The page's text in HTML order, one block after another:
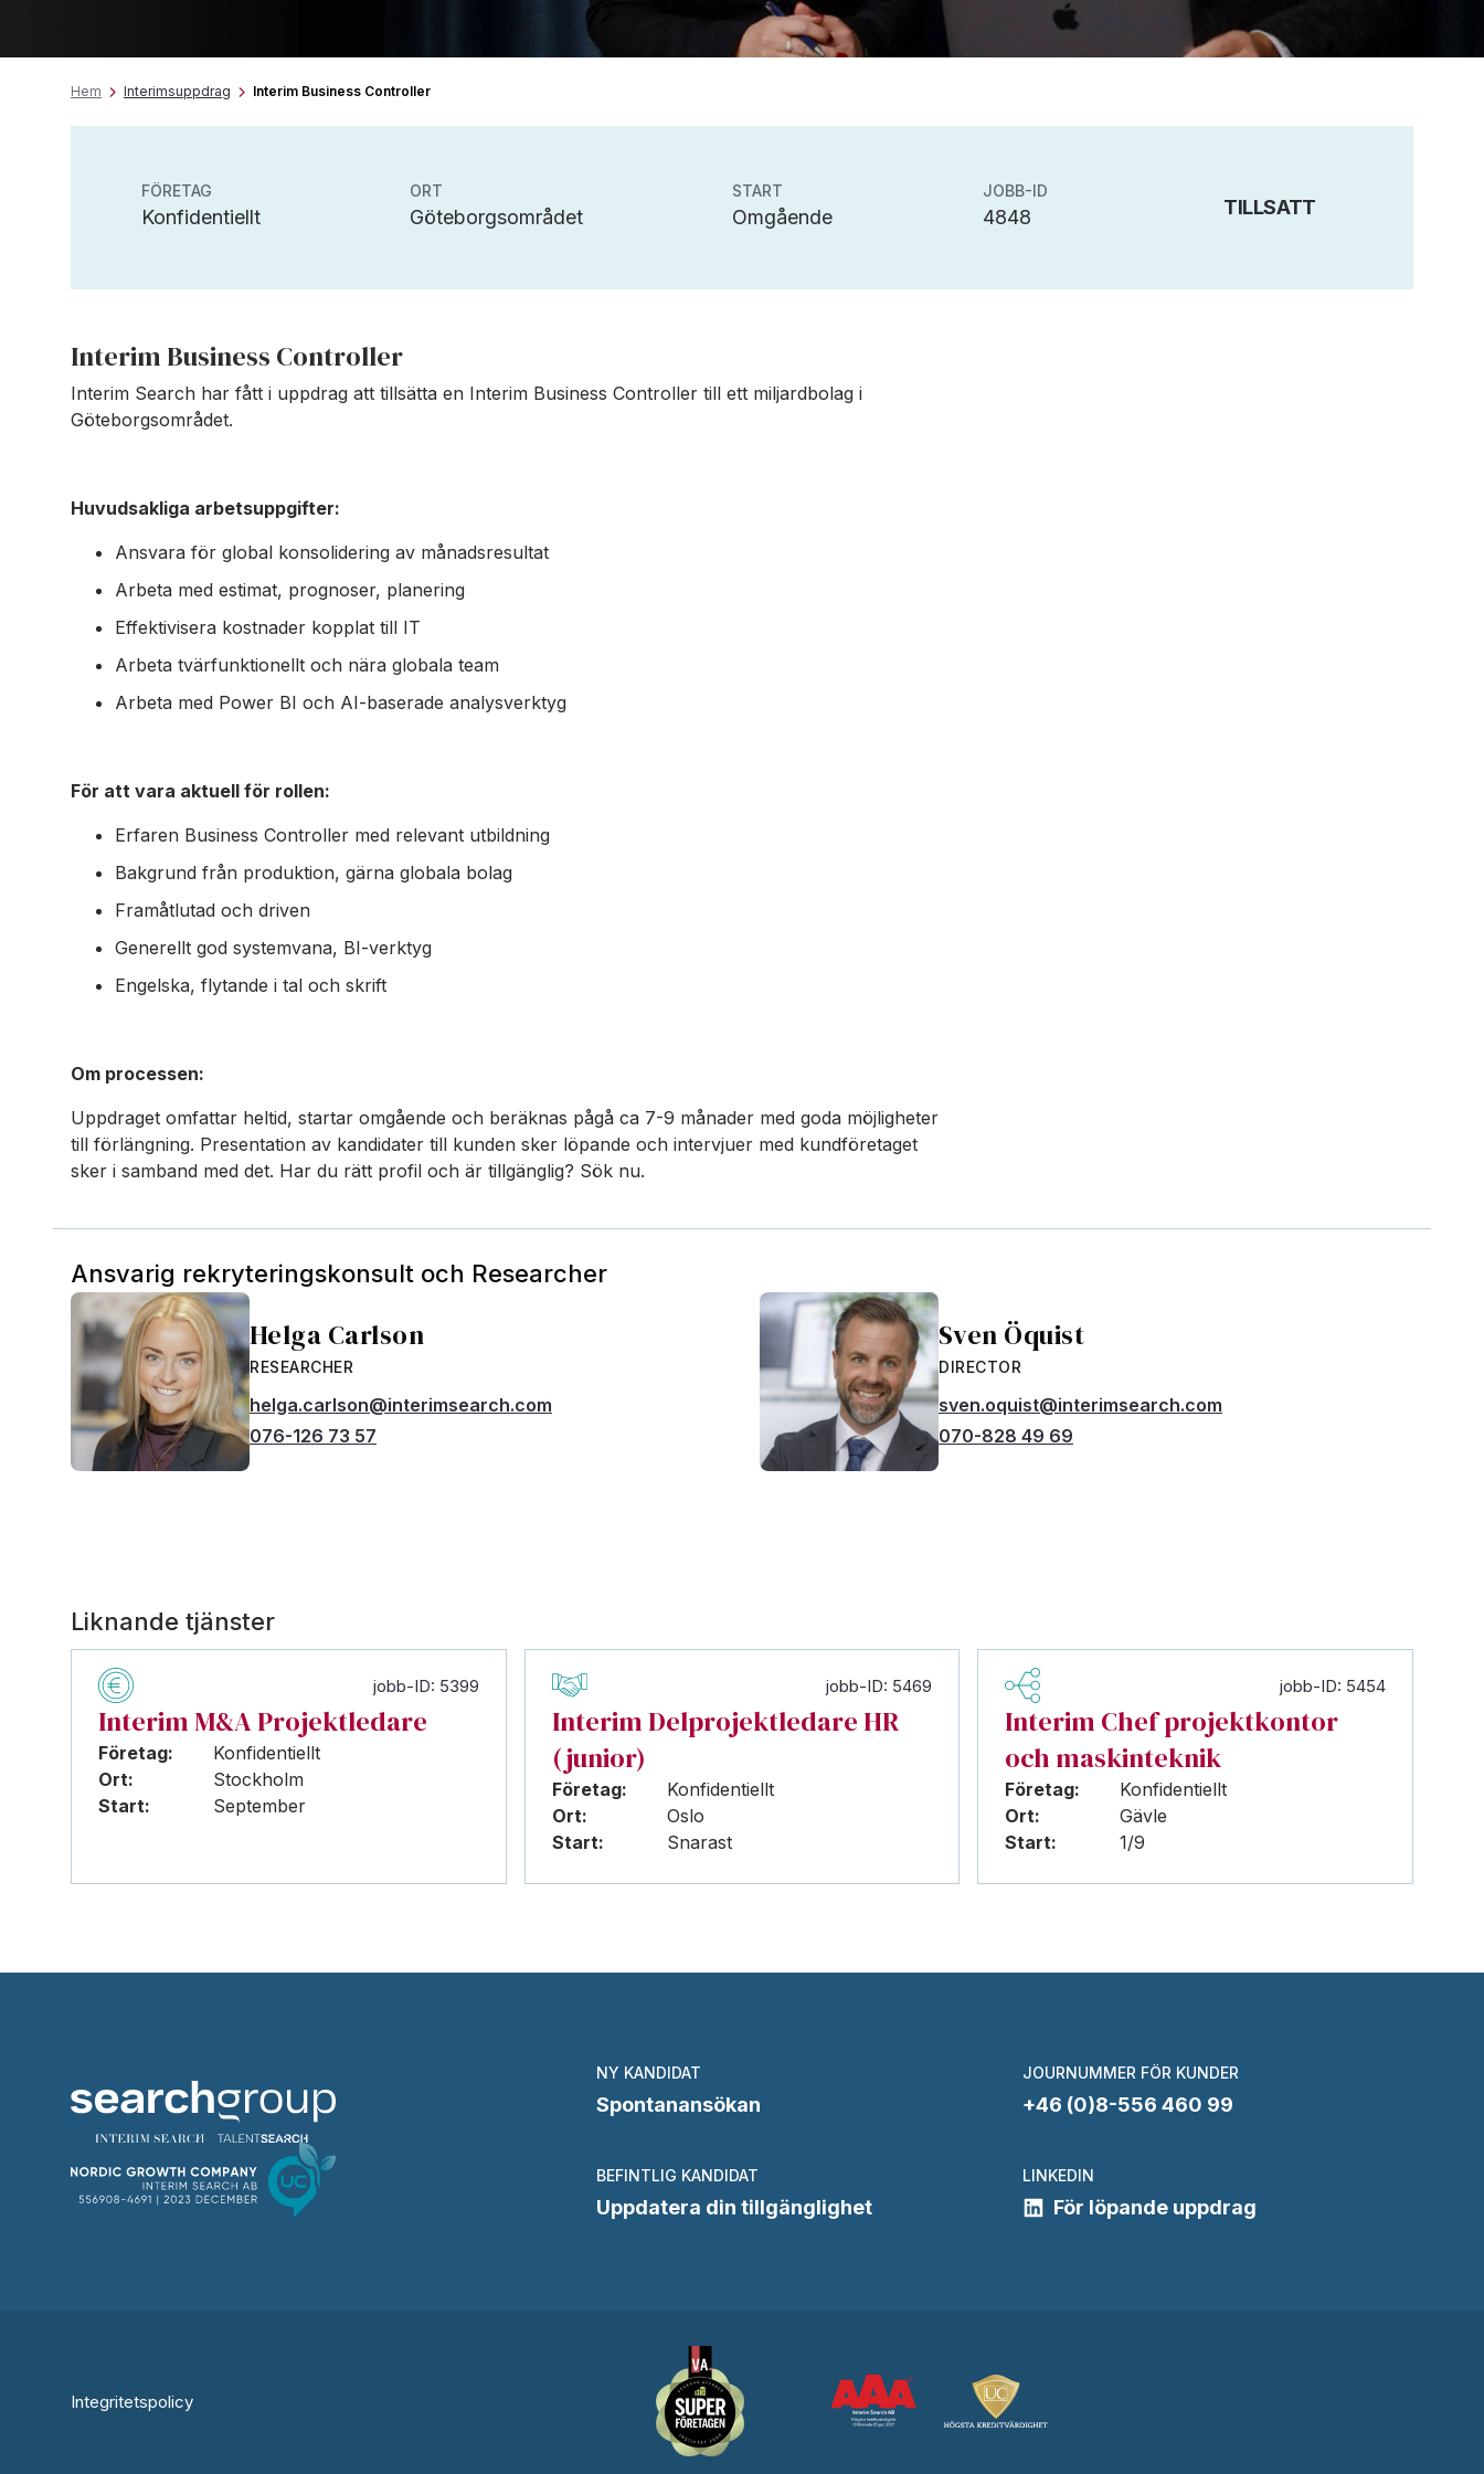
Hem Interimsuppdrag Interim Business Controller
FÖRETAG
Konfidentiellt
ORT
Göteborgsområdet
START
Omgående
JOBB-ID
4848 TILLSATT
Interim Business Controller
Interim Search har fått i uppdrag att tillsätta en Interim Business Controller till ett miljardbolag i
Göteborgsområdet.
Huvudsakliga arbetsuppgifter:
Ansvara för global konsolidering av månadsresultat
Arbeta med estimat, prognoser, planering
Effektivisera kostnader kopplat till IT
Arbeta tvärfunktionellt och nära globala team
Arbeta med Power BI och AI-baserade analysverktyg
För att vara aktuell för rollen:
Erfaren Business Controller med relevant utbildning
Bakgrund från produktion, gärna globala bolag
Framåtlutad och driven
Generellt god systemvana, BI-verktyg
Engelska, flytande i tal och skrift
Om processen:
Uppdraget omfattar heltid, startar omgående och beräknas pågå ca 7-9 månader med goda möjligheter
till förlängning. Presentation av kandidater till kunden sker löpande och intervjuer med kundföretaget
sker i samband med det. Har du rätt profil och är tillgänglig? Sök nu.
Ansvarig rekryteringskonsult och Researcher
Helga Carlson
RESEARCHER
helga.carlson@interimsearch.com
076-126 73 57
Sven Öquist
DIRECTOR
sven.oquist@interimsearch.com
070-828 49 69
Liknande tjänster
jobb-ID: 5399
Interim M&A Projektledare
Företag:
Konfidentiellt
Ort:
Stockholm
Start:
September
jobb-ID: 5469
Interim Delprojektledare HR
(junior)
Företag:
Konfidentiellt
Ort:
Oslo
Start:
Snarast
jobb-ID: 5454
Interim Chef projektkontor
och maskinteknik
Företag:
Konfidentiellt
Ort:
Gävle
Start:
1/9
NY KANDIDAT
Spontanansökan
JOURNUMMER FÖR KUNDER
+46 (0)8-556 460 99
BEFINTLIG KANDIDAT
Uppdatera din tillgänglighet
LINKEDIN
För löpande uppdrag
Integritetspolicy